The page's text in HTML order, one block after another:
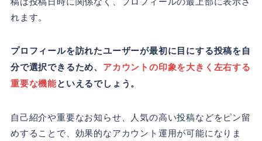
れます。
プロフィールを訪れたユーザーが最初に目にする投稿を自
分で選択できるため、 アカウントの印象を大きく左右する
重要な機能といえるでしょう。
自己紹介や重要なお知らせ、人気の高い投稿などをピン留
めすることで、効果的なアカウント運用が可能になりま